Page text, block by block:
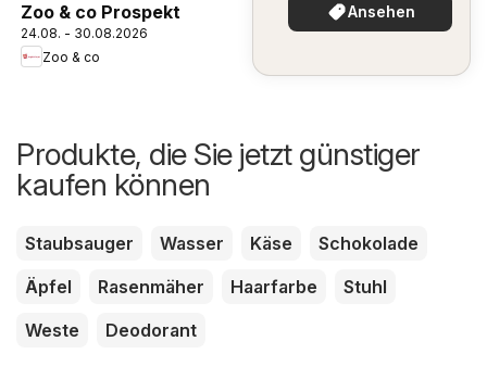
Zoo & co Prospekt
24.08. - 30.08.2026
Zoo & co
Ansehen
Produkte, die Sie jetzt günstiger
kaufen können
Staubsauger Wasser Käse
Schokolade
Äpfel
Rasenmäher Haarfarbe
Stuhl
Weste
Deodorant